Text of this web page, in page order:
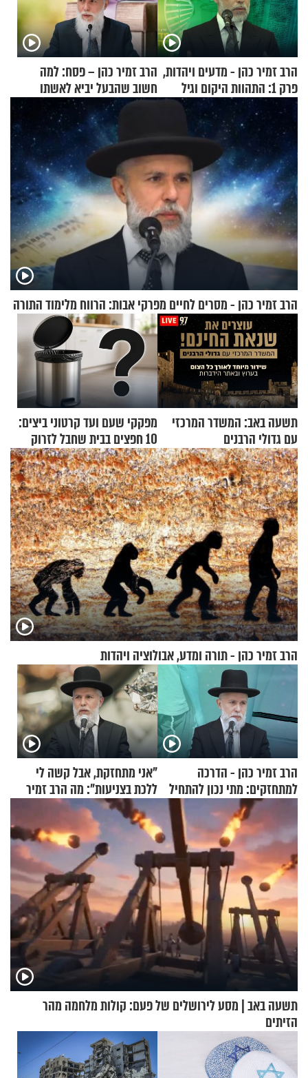
הרב זמיר כהן - מדעים ויהדות,
פרק 1: התהוות היקום וגיל
העולם
הרב זמיר כהן – פסח: למה
חשוב שהבעל יביא לאשתו
מתנה לחג?
הרב זמיר כהן - מסרים לחיים מפרקי אבות: הרווח מלימוד התורה
תשעה באב: המשדר המרכזי
עם גדולי הרבנים
מפקקי שעם ועד קרטוני ביצים:
10 חפצים בבית שחבל לזרוק
לפח
הרב זמיר כהן - תורה ומדע, אבולוציה ויהדות
הרב זמיר כהן - הדרכה
למתחזקים: מתי נכון להתחיל
עם לבישת הציצית?
"אני מתחזקת, אבל קשה לי
ללכת בצניעות": מה הרב זמיר
כהן המליץ לה לעשות?
תשעה באב | מסע לירושלים של פעם: קולות מלחמה מהר
הזיתים